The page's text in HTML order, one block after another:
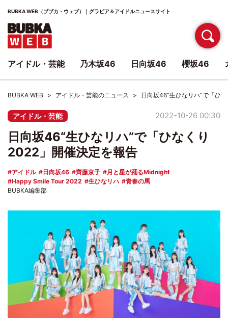
BUBKA WEB（ブブカ・ウェブ）｜グラビア＆アイドルニュースサイト
BUBKA WEB アイドル・芸能のニュース 日向坂46“生ひなリハ”で「ひ
アイドル・芸能 2022-10-26 00:30
日向坂46“生ひなリハ”で「ひなくり
2022」開催決定を報告
アイドル 日向坂46 齊藤京子
月と星が踊るMidnight
Happy Smile Tour 2022
生ひなリハ
青春の馬
BUBKA編集部
アイドル・芸能 乃木坂46 日向坂46 櫻坂46